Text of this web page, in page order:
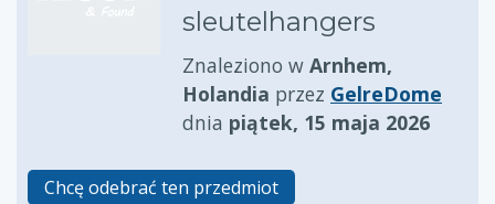
sleutelhangers
Znaleziono w Arnhem,
Holandia przez GelreDome
dnia piątek, 15 maja 2026
Chcę odebrać ten przedmiot